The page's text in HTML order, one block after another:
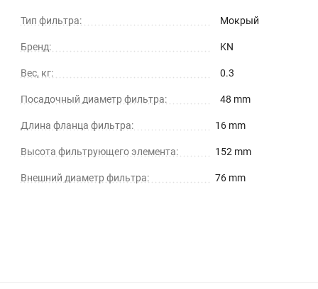
Тип фильтра: Мокрый
Бренд: KN
Вес, кг: 0.3
Посадочный диаметр фильтра: 48 mm
Длина фланца фильтра: 16 mm
Высота фильтрующего элемента: 152 mm
Внешний диаметр фильтра: 76 mm